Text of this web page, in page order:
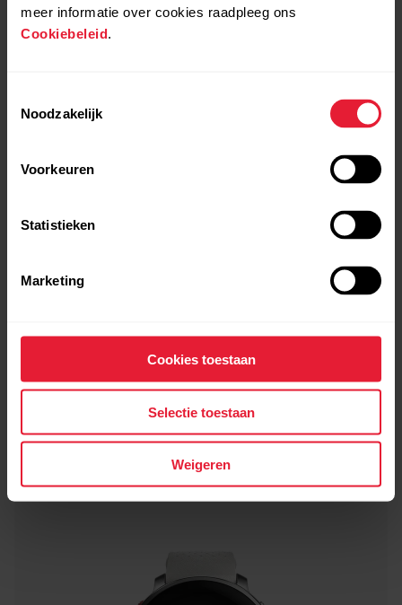
meer informatie over cookies raadpleeg ons
Cookiebeleid.
Noodzakelijk
Voorkeuren
Statistieken
Marketing
Cookies toestaan
Selectie toestaan
Weigeren
Details